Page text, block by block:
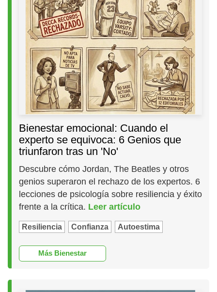
Bienestar emocional: Cuando el
experto se equivoca: 6 Genios que
triunfaron tras un 'No'
Descubre cómo Jordan, The Beatles y otros
genios superaron el rechazo de los expertos. 6
lecciones de psicología sobre resiliencia y éxito
frente a la crítica. Leer artículo
Resiliencia Confianza Autoestima
Más Bienestar